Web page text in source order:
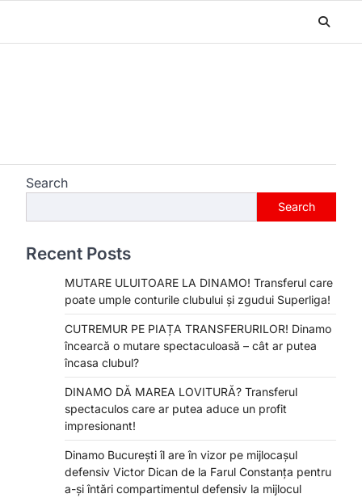
Search
Search
Recent Posts
MUTARE ULUITOARE LA DINAMO! Transferul care
poate umple conturile clubului și zgudui Superliga!
CUTREMUR PE PIAȚA TRANSFERURILOR! Dinamo
încearcă o mutare spectaculoasă – cât ar putea
încasa clubul?
DINAMO DĂ MAREA LOVITURĂ? Transferul
spectaculos care ar putea aduce un profit
impresionant!
Dinamo București îl are în vizor pe mijlocașul
defensiv Victor Dican de la Farul Constanța pentru
a-și întări compartimentul defensiv la mijlocul